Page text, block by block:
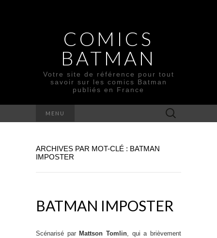
COMICS
BATMAN
Votre site de référence pour tout
savoir sur les comics Batman
publiés en France
MENU Rechercher :
ARCHIVES PAR MOT-CLÉ : BATMAN
IMPOSTER
BATMAN IMPOSTER
Scénarisé par Mattson Tomlin, qui a brièvement